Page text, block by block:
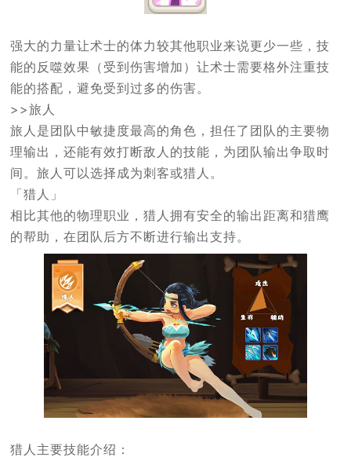
强大的力量让术士的体力较其他职业来说更少一些，技
能的反噬效果（受到伤害增加）让术士需要格外注重技
能的搭配，避免受到过多的伤害。
>>旅人
旅人是团队中敏捷度最高的角色，担任了团队的主要物
理输出，还能有效打断敌人的技能，为团队输出争取时
间。旅人可以选择成为刺客或猎人。
「猎人」
相比其他的物理职业，猎人拥有安全的输出距离和猎鹰
的帮助，在团队后方不断进行输出支持。
猎人主要技能介绍：